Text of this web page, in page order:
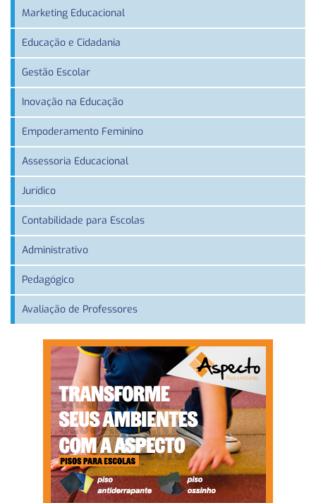
Marketing Educacional
Educação e Cidadania
Gestão Escolar
Inovação na Educação
Empoderamento Feminino
Assessoria Educacional
Jurídico
Contabilidade para Escolas
Administrativo
Pedagógico
Avaliação de Professores